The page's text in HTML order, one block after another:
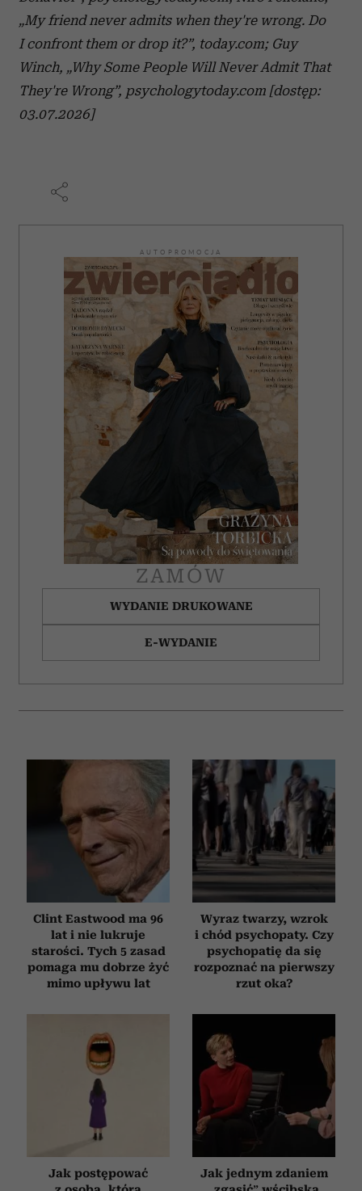
„My friend never admits when they're wrong. Do
I confront them or drop it?”, today.com; Guy
Winch, „Why Some People Will Never Admit That
They're Wrong”, psychologytoday.com [dostęp:
03.07.2026]
AUTOPROMOCJA
ZAMÓW
WYDANIE DRUKOWANE
E-WYDANIE
Clint Eastwood ma 96
lat i nie lukruje
starości. Tych 5 zasad
pomaga mu dobrze żyć
mimo upływu lat
Wyraz twarzy, wzrok
i chód psychopaty. Czy
psychopatię da się
rozpoznać na pierwszy
rzut oka?
Jak postępować
Jak jednym zdaniem